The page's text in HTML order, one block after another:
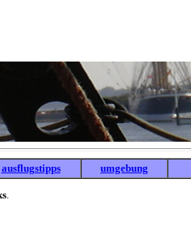
ausflugstipps umgebung
.